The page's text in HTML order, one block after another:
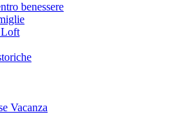
benessere
Loft
Vacanza